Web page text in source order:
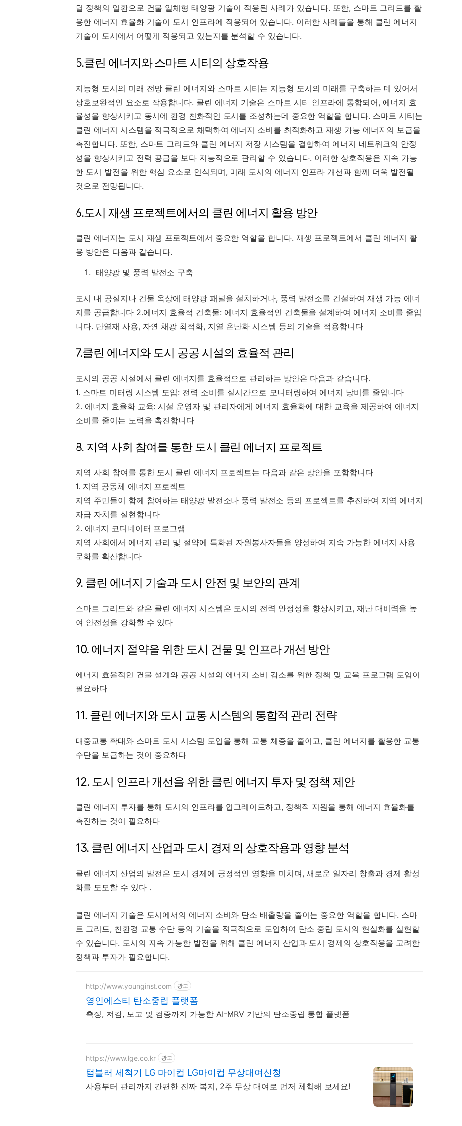
딜 정책의 일환으로 건물 일체형 태양광 기술이 적용된 사례가 있습니다. 또한, 스마트 그리드를 활
용한 에너지 효율화 기술이 도시 인프라에 적용되어 있습니다. 이러한 사례들을 통해 클린 에너지
기술이 도시에서 어떻게 적용되고 있는지를 분석할 수 있습니다.
5.클린 에너지와 스마트 시티의 상호작용
지능형 도시의 미래 전망 클린 에너지와 스마트 시티는 지능형 도시의 미래를 구축하는 데 있어서
상호보완적인 요소로 작용합니다. 클린 에너지 기술은 스마트 시티 인프라에 통합되어, 에너지 효
율성을 향상시키고 동시에 환경 친화적인 도시를 조성하는데 중요한 역할을 합니다. 스마트 시티는
클린 에너지 시스템을 적극적으로 채택하여 에너지 소비를 최적화하고 재생 가능 에너지의 보급을
촉진합니다. 또한, 스마트 그리드와 클린 에너지 저장 시스템을 결합하여 에너지 네트워크의 안정
성을 향상시키고 전력 공급을 보다 지능적으로 관리할 수 있습니다. 이러한 상호작용은 지속 가능
한 도시 발전을 위한 핵심 요소로 인식되며, 미래 도시의 에너지 인프라 개선과 함께 더욱 발전될
것으로 전망됩니다.
6.도시 재생 프로젝트에서의 클린 에너지 활용 방안
클린 에너지는 도시 재생 프로젝트에서 중요한 역할을 합니다. 재생 프로젝트에서 클린 에너지 활
용 방안은 다음과 같습니다.
태양광 및 풍력 발전소 구축
도시 내 공실지나 건물 옥상에 태양광 패널을 설치하거나, 풍력 발전소를 건설하여 재생 가능 에너
지를 공급합니다 2.에너지 효율적 건축물: 에너지 효율적인 건축물을 설계하여 에너지 소비를 줄입
니다. 단열재 사용, 자연 채광 최적화, 지열 온난화 시스템 등의 기술을 적용합니다
7.클린 에너지와 도시 공공 시설의 효율적 관리
도시의 공공 시설에서 클린 에너지를 효율적으로 관리하는 방안은 다음과 같습니다.
1. 스마트 미터링 시스템 도입: 전력 소비를 실시간으로 모니터링하여 에너지 낭비를 줄입니다
2. 에너지 효율화 교육: 시설 운영자 및 관리자에게 에너지 효율화에 대한 교육을 제공하여 에너지
소비를 줄이는 노력을 촉진합니다
8. 지역 사회 참여를 통한 도시 클린 에너지 프로젝트
지역 사회 참여를 통한 도시 클린 에너지 프로젝트는 다음과 같은 방안을 포함합니다
1. 지역 공동체 에너지 프로젝트
지역 주민들이 함께 참여하는 태양광 발전소나 풍력 발전소 등의 프로젝트를 추진하여 지역 에너지
자급 자치를 실현합니다
2. 에너지 코디네이터 프로그램
지역 사회에서 에너지 관리 및 절약에 특화된 자원봉사자들을 양성하여 지속 가능한 에너지 사용
문화를 확산합니다
9. 클린 에너지 기술과 도시 안전 및 보안의 관계
스마트 그리드와 같은 클린 에너지 시스템은 도시의 전력 안정성을 향상시키고, 재난 대비력을 높
여 안전성을 강화할 수 있다
10. 에너지 절약을 위한 도시 건물 및 인프라 개선 방안
에너지 효율적인 건물 설계와 공공 시설의 에너지 소비 감소를 위한 정책 및 교육 프로그램 도입이
필요하다
11. 클린 에너지와 도시 교통 시스템의 통합적 관리 전략
대중교통 확대와 스마트 도시 시스템 도입을 통해 교통 체증을 줄이고, 클린 에너지를 활용한 교통
수단을 보급하는 것이 중요하다
12. 도시 인프라 개선을 위한 클린 에너지 투자 및 정책 제안
클린 에너지 투자를 통해 도시의 인프라를 업그레이드하고, 정책적 지원을 통해 에너지 효율화를
촉진하는 것이 필요하다
13. 클린 에너지 산업과 도시 경제의 상호작용과 영향 분석
클린 에너지 산업의 발전은 도시 경제에 긍정적인 영향을 미치며, 새로운 일자리 창출과 경제 활성
화를 도모할 수 있다 .
클린 에너지 기술은 도시에서의 에너지 소비와 탄소 배출량을 줄이는 중요한 역할을 합니다. 스마
트 그리드, 친환경 교통 수단 등의 기술을 적극적으로 도입하여 탄소 중립 도시의 현실화를 실현할
수 있습니다. 도시의 지속 가능한 발전을 위해 클린 에너지 산업과 도시 경제의 상호작용을 고려한
정책과 투자가 필요합니다.
http://www.younginst.com 광고
영인에스티 탄소중립 플랫폼
측정, 저감, 보고 및 검증까지 가능한 AI-MRV 기반의 탄소중립 통합 플랫폼
https://www.lge.co.kr 광고
텀블러 세척기 LG 마이컵 LG마이컵 무상대여신청
사용부터 관리까지 간편한 진짜 복지, 2주 무상 대여로 먼저 체험해 보세요!